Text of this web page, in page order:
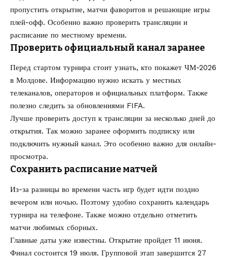
пропустить открытие, матчи фаворитов и решающие игры
плей-офф. Особенно важно проверить трансляции и
расписание по местному времени.
Проверить официальный канал заранее
Перед стартом турнира стоит узнать, кто покажет ЧМ-2026
в Молдове. Информацию нужно искать у местных
телеканалов, операторов и официальных платформ. Также
полезно следить за обновлениями FIFA.
Лучше проверить доступ к трансляции за несколько дней до
открытия. Так можно заранее оформить подписку или
подключить нужный канал. Это особенно важно для онлайн-
просмотра.
Сохранить расписание матчей
Из-за разницы во времени часть игр будет идти поздно
вечером или ночью. Поэтому удобно сохранить календарь
турнира на телефоне. Также можно отдельно отметить
матчи любимых сборных.
Главные даты уже известны. Открытие пройдет 11 июня.
Финал состоится 19 июля. Групповой этап завершится 27